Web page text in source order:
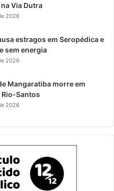
Via Dutra
2026
estragos em Seropédica e
sem energia
2026
Mangaratiba morre em
Santos
2026